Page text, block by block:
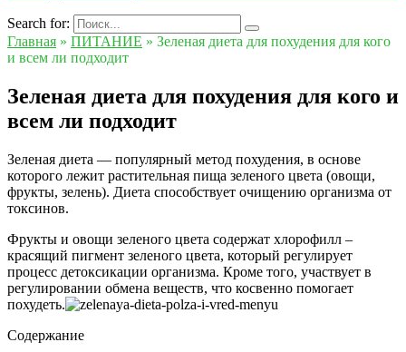
Search for:
Главная » ПИТАНИЕ » Зеленая диета для похудения для кого
и всем ли подходит
Зеленая диета для похудения для кого и
всем ли подходит
Зеленая диета — популярный метод похудения, в основе
которого лежит растительная пища зеленого цвета (овощи,
фрукты, зелень). Диета способствует очищению организма от
токсинов.
Фрукты и овощи зеленого цвета содержат хлорофилл –
красящий пигмент зеленого цвета, который регулирует
процесс детоксикации организма. Кроме того, участвует в
регулировании обмена веществ, что косвенно помогает
похудеть.
Содержание